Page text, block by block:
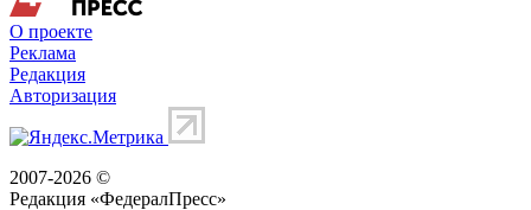
О проекте
Реклама
Редакция
Авторизация
2007-2026 ©
Редакция «ФедералПресс»